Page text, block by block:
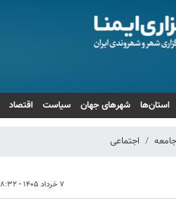
استان‌ها شهرهای جهان سیاست اقتصاد
جامعه اجتماعی
۷ خرداد ۱۴۰۵ - ۰۸:۳۲